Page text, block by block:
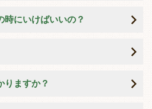
時にいけばいいの？
りますか？